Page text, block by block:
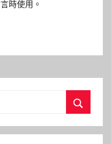
時使用。